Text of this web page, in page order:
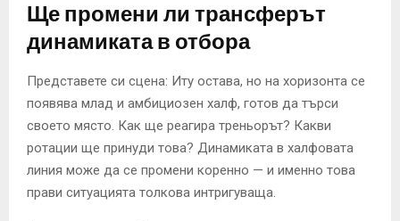
Ще промени ли трансферът
динамиката в отбора
Представете си сцена: Иту остава, но на хоризонта се
появява млад и амбициозен халф, готов да търси
своето място. Как ще реагира треньорът? Какви
ротации ще принуди това? Динамиката в халфовата
линия може да се промени коренно — и именно това
прави ситуацията толкова интригуваща.